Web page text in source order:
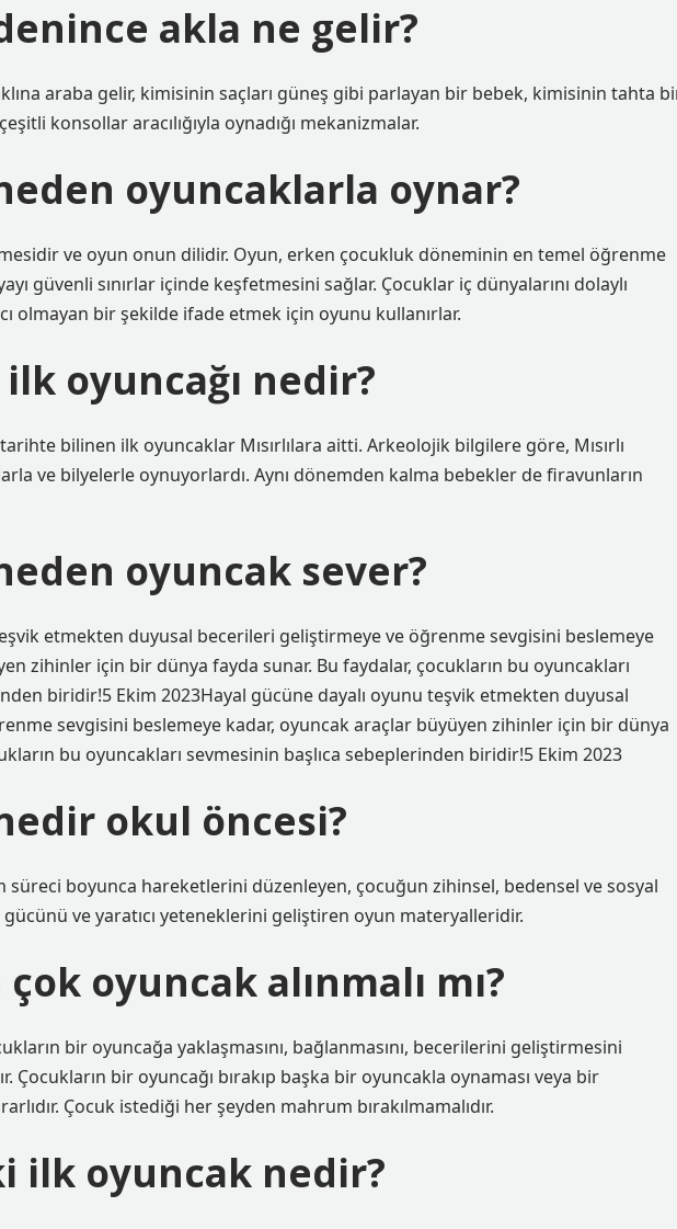
akla ne gelir?
araba gelir, kimisinin saçları güneş gibi parlayan bir bebek, kimisinin tahta
konsollar aracılığıyla oynadığı mekanizmalar.
oyuncaklarla oynar?
ve oyun onun dilidir. Oyun, erken çocukluk döneminin en temel öğrenme
güvenli sınırlar içinde keşfetmesini sağlar. Çocuklar iç dünyalarını dolaylı
olmayan bir şekilde ifade etmek için oyunu kullanırlar.
oyuncağı nedir?
bilinen ilk oyuncaklar Mısırlılara aitti. Arkeolojik bilgilere göre, Mısırlı
ve bilyelerle oynuyorlardı. Aynı dönemden kalma bebekler de firavunların
oyuncak sever?
etmekten duyusal becerileri geliştirmeye ve öğrenme sevgisini beslemeye
zihinler için bir dünya fayda sunar. Bu faydalar, çocukların bu oyuncakları
biridir!5 Ekim 2023Hayal gücüne dayalı oyunu teşvik etmekten duyusal
sevgisini beslemeye kadar, oyuncak araçlar büyüyen zihinler için bir dünya
bu oyuncakları sevmesinin başlıca sebeplerinden biridir!5 Ekim 2023
okul öncesi?
süreci boyunca hareketlerini düzenleyen, çocuğun zihinsel, bedensel ve sosyal
ve yaratıcı yeteneklerini geliştiren oyun materyalleridir.
oyuncak alınmalı mı?
bir oyuncağa yaklaşmasını, bağlanmasını, becerilerini geliştirmesini
Çocukların bir oyuncağı bırakıp başka bir oyuncakla oynaması veya bir
Çocuk istediği her şeyden mahrum bırakılmamalıdır.
ilk oyuncak nedir?